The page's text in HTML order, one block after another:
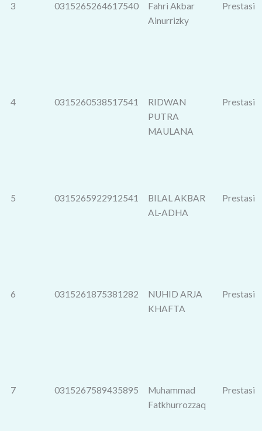
3 0315265264617540
Fahri Akbar
Ainurrizky
Prestasi
4 0315260538517541
RIDWAN
PUTRA
MAULANA
Prestasi
5 0315265922912541
BILAL AKBAR
AL-ADHA
Prestasi
6 0315261875381282
NUHID ARJA
KHAFTA
Prestasi
7 0315267589435895
Muhammad
Fatkhurrozzaq
Prestasi